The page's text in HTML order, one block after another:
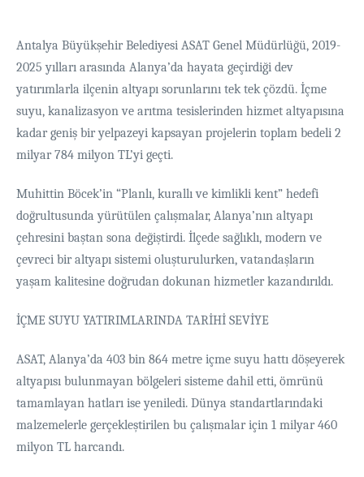
Antalya Büyükşehir Belediyesi ASAT Genel Müdürlüğü, 2019-
2025 yılları arasında Alanya’da hayata geçirdiği dev
yatırımlarla ilçenin altyapı sorunlarını tek tek çözdü. İçme
suyu, kanalizasyon ve arıtma tesislerinden hizmet altyapısına
kadar geniş bir yelpazeyi kapsayan projelerin toplam bedeli 2
milyar 784 milyon TL’yi geçti.
Muhittin Böcek’in “Planlı, kurallı ve kimlikli kent” hedefi
doğrultusunda yürütülen çalışmalar, Alanya’nın altyapı
çehresini baştan sona değiştirdi. İlçede sağlıklı, modern ve
çevreci bir altyapı sistemi oluşturulurken, vatandaşların
yaşam kalitesine doğrudan dokunan hizmetler kazandırıldı.
İÇME SUYU YATIRIMLARINDA TARİHİ SEVİYE
ASAT, Alanya’da 403 bin 864 metre içme suyu hattı döşeyerek
altyapısı bulunmayan bölgeleri sisteme dahil etti, ömrünü
tamamlayan hatları ise yeniledi. Dünya standartlarındaki
malzemelerle gerçekleştirilen bu çalışmalar için 1 milyar 460
milyon TL harcandı.